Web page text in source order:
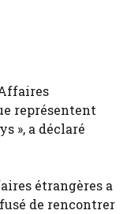
représentent
», a déclaré
étrangères a
de rencontrer